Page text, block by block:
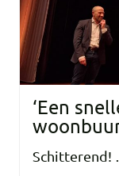
‘Een
Schitterend!